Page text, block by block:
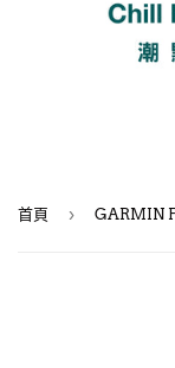
首頁 ›